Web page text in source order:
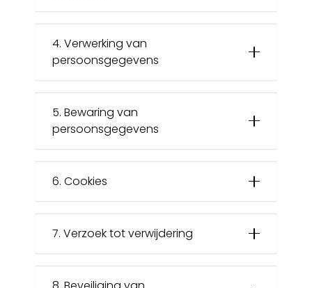
4. Verwerking van
persoonsgegevens
5. Bewaring van
persoonsgegevens
6. Cookies
7. Verzoek tot verwijdering